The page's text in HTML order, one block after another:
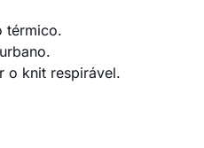
térmico.
o knit respirável.